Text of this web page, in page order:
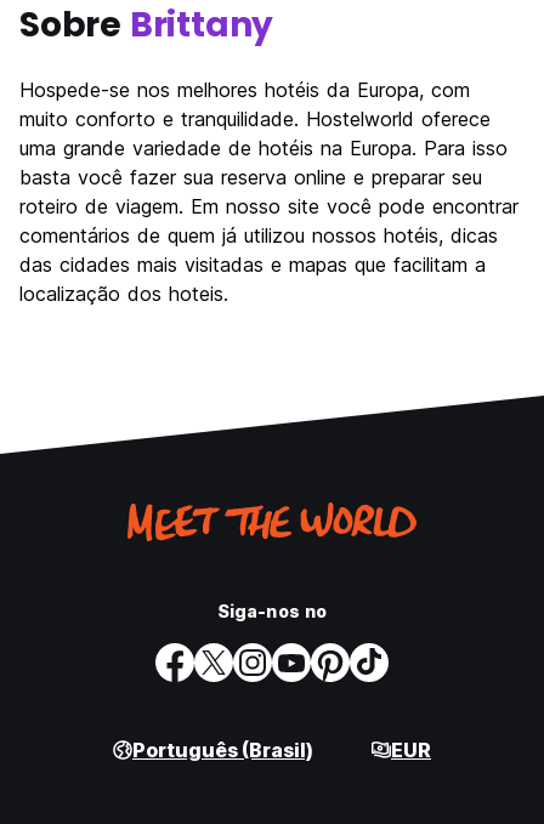
Sobre Brittany
Hospede-se nos melhores hotéis da Europa, com
muito conforto e tranquilidade. Hostelworld oferece
uma grande variedade de hotéis na Europa. Para isso
basta você fazer sua reserva online e preparar seu
roteiro de viagem. Em nosso site você pode encontrar
comentários de quem já utilizou nossos hotéis, dicas
das cidades mais visitadas e mapas que facilitam a
localização dos hoteis.
Siga-nos no
Português (Brasil) EUR